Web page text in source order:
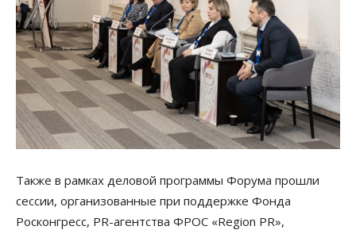
Также в рамках деловой программы Форума прошли
сессии, организованные при поддержке Фонда
Росконгресс, PR-агентства ФРОС «Region PR»,